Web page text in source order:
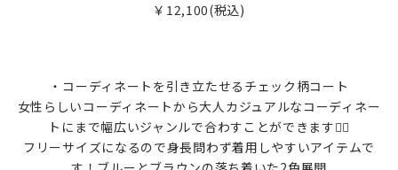
￥12,100(税込)
・コーディネートを引き立たせるチェック柄コート
女性らしいコーディネートから大人カジュアルなコーディネー
トにまで幅広いジャンルで合わすことができます🧚‍♀️
フリーサイズになるので身長問わず着用しやすいアイテムで